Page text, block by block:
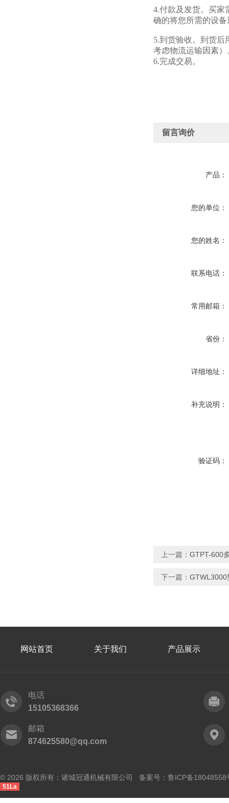
4.付款及发货。买家
确的将您所需的设
5.到货验收。到货后
考虑物流运输因素
6.完成交易。
留言询价
产品：
您的单位：
您的姓名：
联系电话：
常用邮箱：
省份：
详细地址：
补充说明：
验证码：
上一篇： GTPT-600
下一篇： GTWL3000
网站首页 关于我们 产品展示
电话
15105368366
邮箱
874625580@qq.com
© 2026 版权所有：诸城冠通机械有限公司 备案号： 鲁ICP备18048558
51La